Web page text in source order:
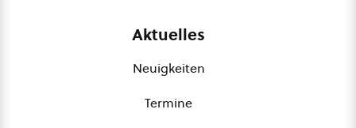
Aktuelles
Neuigkeiten
Termine